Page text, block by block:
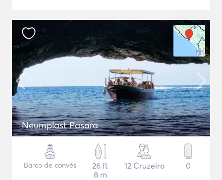
Neumplast Pasara
Barco de convés
26 ft
8 m
12 Cruzeiro 0